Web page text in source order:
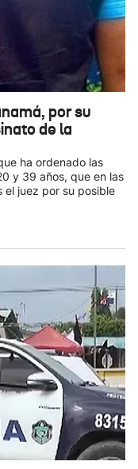
por su
de la
ha ordenado las
y 39 años, que en las
el juez por su posible